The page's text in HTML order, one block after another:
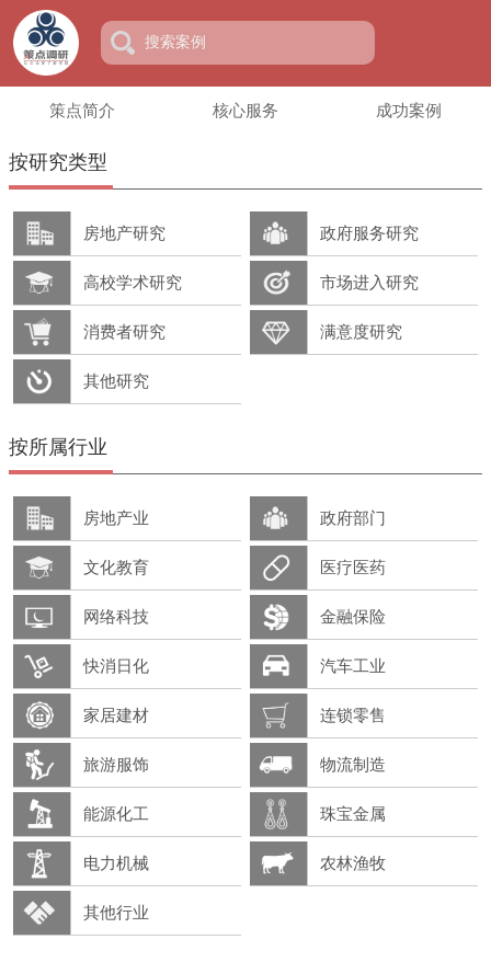
策点简介 核心服务 成功案例
按研究类型
房地产研究 政府服务研究
高校学术研究 市场进入研究
消费者研究 满意度研究
其他研究
按所属行业
房地产业 政府部门
文化教育 医疗医药
网络科技 金融保险
快消日化 汽车工业
家居建材 连锁零售
旅游服饰 物流制造
能源化工 珠宝金属
电力机械 农林渔牧
其他行业